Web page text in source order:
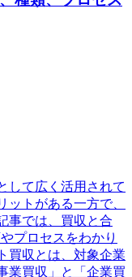
して広く活用されて
トがある一方で、
事では、買収と合
プロセスをわかり
買収とは、対象企業
業買収」と「企業買